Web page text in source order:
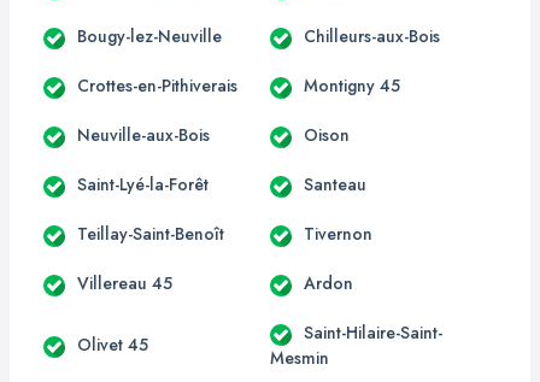
Bougy-lez-Neuville Chilleurs-aux-Bois
Crottes-en-Pithiverais Montigny 45
Neuville-aux-Bois Oison
Saint-Lyé-la-Forêt Santeau
Teillay-Saint-Benoît Tivernon
Villereau 45 Ardon
Olivet 45
Saint-Hilaire-Saint-
Mesmin